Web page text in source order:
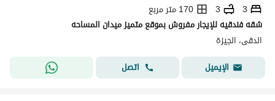
3
3
170 متر مربع
شقه فندقيه للإيجار مفروش بموقع متميز ميدان المساحه
الدقى، الجيزة
الإيميل
اتصل